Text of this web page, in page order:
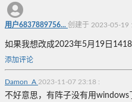
用户6837889756... 创建于 2023-05-19
如果我想改成2023年5月19日
添加评论
Damon_A 2023-11-07 23:18 :
不好意思，有阵子没有用windows